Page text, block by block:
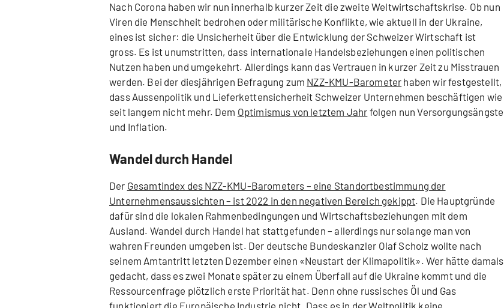
Nach Corona haben wir nun innerhalb kurzer Zeit die zweite Weltwirtschaftskrise. Ob nun
Viren die Menschheit bedrohen oder militärische Konflikte, wie aktuell in der Ukraine,
eines ist sicher: die Unsicherheit über die Entwicklung der Schweizer Wirtschaft ist
gross. Es ist unumstritten, dass internationale Handelsbeziehungen einen politischen
Nutzen haben und umgekehrt. Allerdings kann das Vertrauen in kurzer Zeit zu Misstrauen
werden. Bei der diesjährigen Befragung zum NZZ-KMU-Barometer haben wir festgestellt,
dass Aussenpolitik und Lieferkettensicherheit Schweizer Unternehmen beschäftigen wie
seit langem nicht mehr. Dem Optimismus von letztem Jahr folgen nun Versorgungsängste
und Inflation.
Wandel durch Handel
Der Gesamtindex des NZZ-KMU-Barometers – eine Standortbestimmung der
Unternehmensaussichten – ist 2022 in den negativen Bereich gekippt. Die Hauptgründe
dafür sind die lokalen Rahmenbedingungen und Wirtschaftsbeziehungen mit dem
Ausland. Wandel durch Handel hat stattgefunden – allerdings nur solange man von
wahren Freunden umgeben ist. Der deutsche Bundeskanzler Olaf Scholz wollte nach
seinem Amtantritt letzten Dezember einen «Neustart der Klimapolitik». Wer hätte damals
gedacht, dass es zwei Monate später zu einem Überfall auf die Ukraine kommt und die
Ressourcenfrage plötzlich erste Priorität hat. Denn ohne russisches Öl und Gas